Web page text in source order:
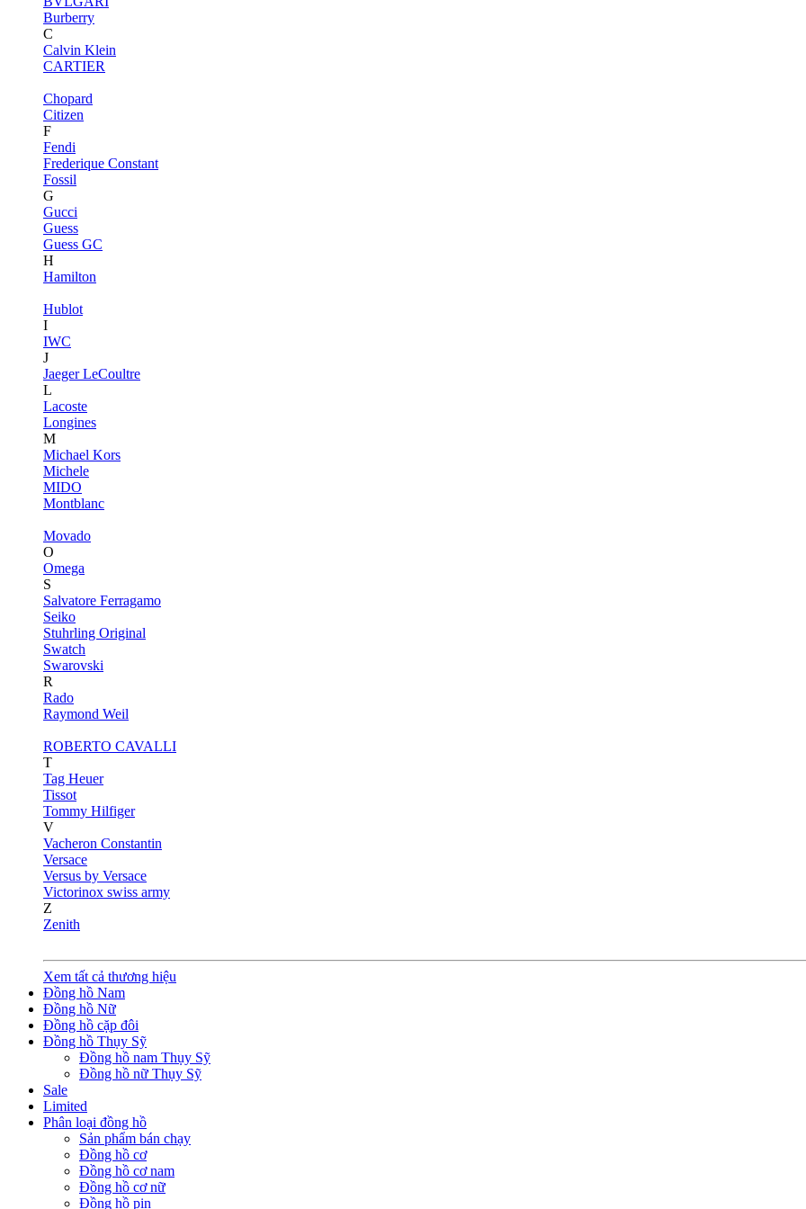
Burberry
C
Calvin Klein
CARTIER
Chopard
Citizen
F
Fendi
Frederique Constant
Fossil
G
Gucci
Guess
Guess GC
H
Hamilton
Hublot
I
IWC
J
Jaeger LeCoultre
L
Lacoste
Longines
M
Michael Kors
Michele
MIDO
Montblanc
Movado
O
Omega
S
Salvatore Ferragamo
Seiko
Stuhrling Original
Swatch
Swarovski
R
Rado
Raymond Weil
ROBERTO CAVALLI
T
Tag Heuer
Tissot
Tommy Hilfiger
V
Vacheron Constantin
Versace
Versus by Versace
Victorinox swiss army
Z
Zenith
Xem tất cả thương hiệu
Đồng hồ Nam
Đồng hồ Nữ
Đồng hồ cặp đôi
Đồng hồ Thụy Sỹ
Đồng hồ nam Thụy Sỹ
Đồng hồ nữ Thụy Sỹ
Sale
Limited
Phân loại đồng hồ
Sản phẩm bán chạy
Đồng hồ cơ
Đồng hồ cơ nam
Đồng hồ cơ nữ
Đồng hồ pin